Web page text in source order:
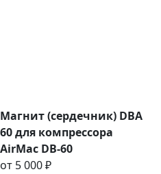
Магнит (сердечник) DBA
60 для компрессора
AirMac DB-60
от 5 000 ₽